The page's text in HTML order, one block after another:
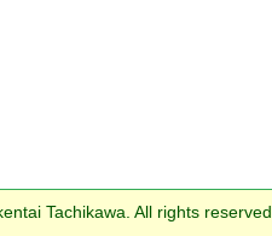
Tachikawa. All rights reserved.